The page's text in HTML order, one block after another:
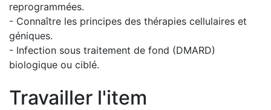
reprogrammées.
- Connaître les principes des thérapies cellulaires et
géniques.
- Infection sous traitement de fond (DMARD)
biologique ou ciblé.
Travailler l'item